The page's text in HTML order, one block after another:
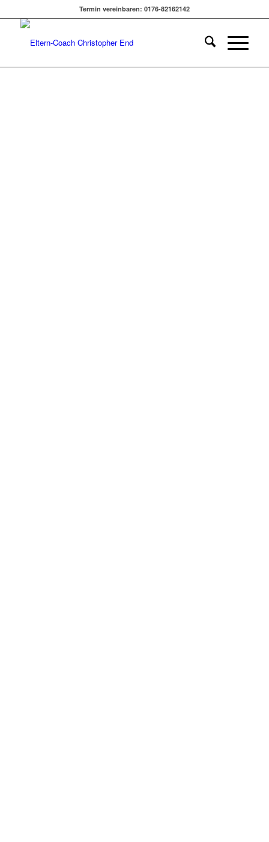
Termin vereinbaren: 0176-82162142
EINE STIMME GIBT | MIT
FRANZI HELMS